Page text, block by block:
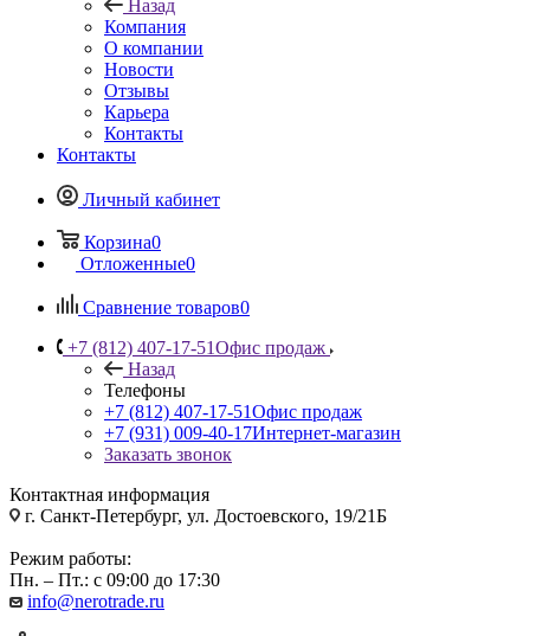
Назад
Компания
О компании
Новости
Отзывы
Карьера
Контакты
Контакты
Личный кабинет
Корзина0
Отложенные0
Сравнение товаров0
+7 (812) 407-17-51Офис продаж
Назад
Телефоны
+7 (812) 407-17-51Офис продаж
+7 (931) 009-40-17Интернет-магазин
Заказать звонок
Контактная информация
г. Санкт-Петербург, ул. Достоевского, 19/21Б
Режим работы:
Пн. – Пт.: с 09:00 до 17:30
info@nerotrade.ru